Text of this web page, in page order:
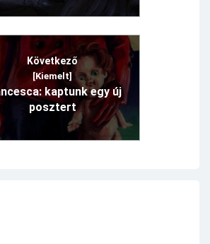
Következő
[Kiemelt]
kaptunk egy új
posztert